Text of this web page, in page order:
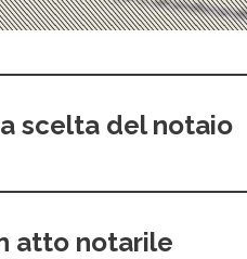
scelta del notaio
atto notarile